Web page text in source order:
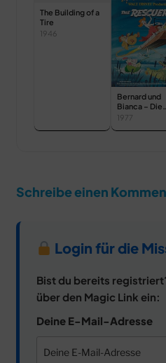
The Building of a
Tire
1946
Bernard und
Bianca – Die
Mäusepolizei
1977
Schreibe einen
Login für die
Bist du bereits
über den Magic Link ein:
Deine E-Mail-Adresse